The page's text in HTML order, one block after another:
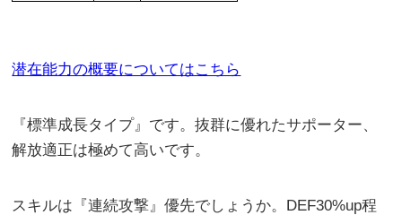
潜在能力の概要についてはこちら
『標準成長タイプ』です。抜群に優れたサポーター、
解放適正は極めて高いです。
スキルは『連続攻撃』優先でしょうか。DEF30%up程